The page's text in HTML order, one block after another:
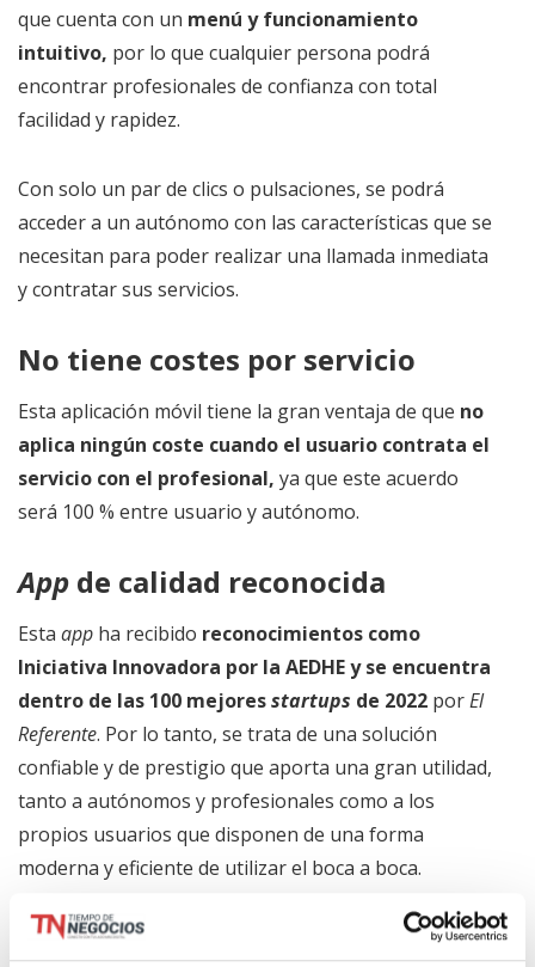
que cuenta con un menú y funcionamiento
intuitivo, por lo que cualquier persona podrá
encontrar profesionales de confianza con total
facilidad y rapidez.
Con solo un par de clics o pulsaciones, se podrá
acceder a un autónomo con las características que se
necesitan para poder realizar una llamada inmediata
y contratar sus servicios.
No tiene costes por servicio
Esta aplicación móvil tiene la gran ventaja de que no
aplica ningún coste cuando el usuario contrata el
servicio con el profesional, ya que este acuerdo
será 100 % entre usuario y autónomo.
App de calidad reconocida
Esta app ha recibido reconocimientos como
Iniciativa Innovadora por la AEDHE y se encuentra
dentro de las 100 mejoresstartups de 2022 porEl
Referente. Por lo tanto, se trata de una solución
confiable y de prestigio que aporta una gran utilidad,
tanto a autónomos y profesionales como a los
propios usuarios que disponen de una forma
moderna y eficiente de utilizar el boca a boca.
Recomiend.app es una aplicación móvil muy útil para